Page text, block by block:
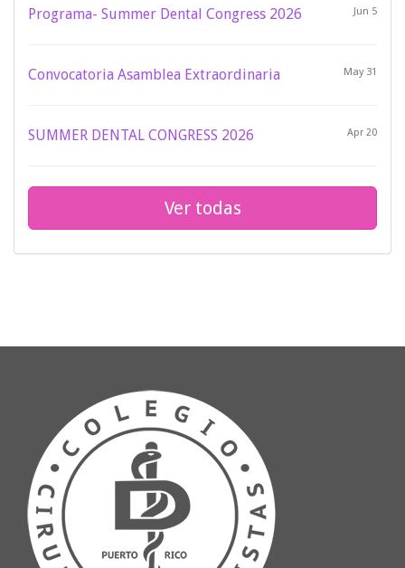
Jun 5
Programa- Summer Dental Congress 2026
May 31
Convocatoria Asamblea Extraordinaria
Apr 20
SUMMER DENTAL CONGRESS 2026
Ver todas